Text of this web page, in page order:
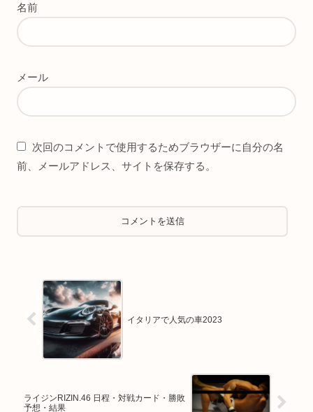
名前
メール
次回のコメントで使用するためブラウザーに自分の名
前、メールアドレス、サイトを保存する。
イタリアで人気の車2023
ライジンRIZIN.46 日程・対戦カード・勝敗
予想・結果